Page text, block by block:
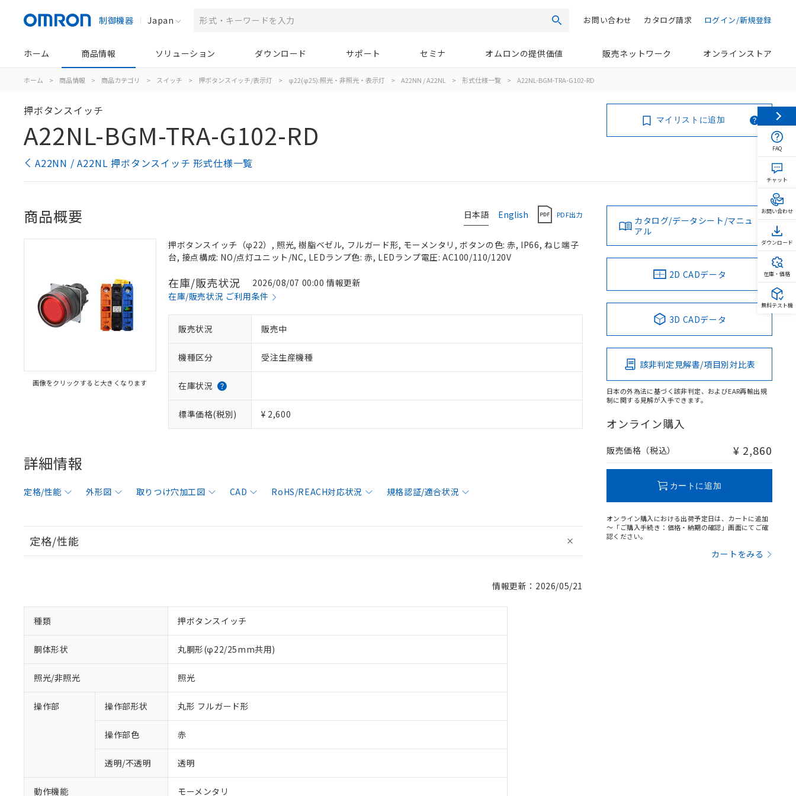
制御機器 Japan 検索 ログイン/新規登録
カタログ請求
お問い合わせ
ホーム 商品情報 ソリューション ダウンロード サポート セミナ オムロンの提供価値 販売ネットワーク オンラインストア
ホーム > 商品情報 > 商品カテゴリ > スイッチ > 押ボタンスイッチ/表示灯 > φ22(φ25):照光・非照光・表示灯 > A22NN / A22NL > 形式仕様一覧 > A22NL-BGM-TRA-G102-RD
押ボタンスイッチ
A22NL-BGM-TRA-G102-RD
A22NN / A22NL 押ボタンスイッチ 形式仕様一覧
マイリストに追加
日本語 English PDF出力
商品概要
画像をクリックすると大きくなります
押ボタンスイッチ（φ22）, 照光, 樹脂ベゼル, フルガード形, モーメンタリ, ボタンの色: 赤, IP66, ねじ端子
台, 接点構成: NO/点灯ユニット/NC, LEDランプ色: 赤, LEDランプ電圧: AC100/110/120V
在庫/販売状況
2026/08/07 00:00 情報更新
在庫/販売状況 ご利用条件
販売状況 販売中
機種区分 受注生産機種
在庫状況
標準価格(税別) ¥ 2,600
詳細情報
定格/性能 外形図 取りつけ穴加工図 CAD RoHS/REACH対応状況 規格認証/適合状況
定格/性能
情報更新：2026/05/21
種類 押ボタンスイッチ
胴体形状 丸胴形(φ22/25mm共用)
照光/非照光 照光
操作部 操作部形状 丸形 フルガード形
操作部色 赤
透明/不透明 透明
動作機能 モーメンタリ
カタログ/データシート/マニュ
アル
2D CADデータ
3D CADデータ
該非判定見解書/項目別対比表
日本の外為法に基づく該非判定、およびEAR再輸出規
制に関する見解が入手できます。
オンライン購入
販売価格（税込） ¥ 2,860
カートに追加
オンライン購入における出荷予定日は、カートに追加
～「ご購入手続き：価格・納期の確認」画面にてご確
認ください。
カートをみる
FAQ
チャット
お問い合わせ
ダウンロード
在庫・価格
無料テスト機